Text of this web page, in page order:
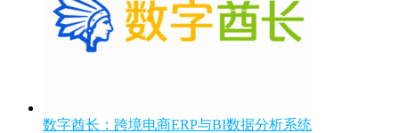
数字酋长：跨境电商ERP与BI数据分析系统